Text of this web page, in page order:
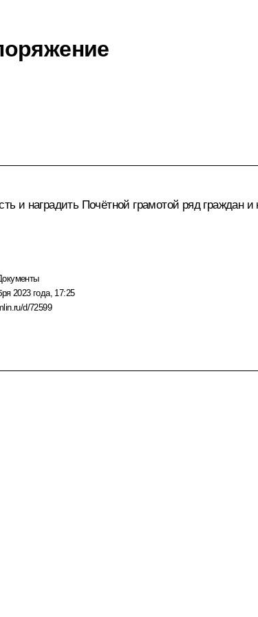
и наградить Почётной грамотой ряд граждан
2023 года, 17:25
d/72599